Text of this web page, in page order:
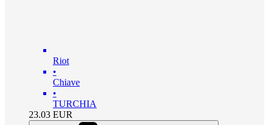
Riot
•
Chiave
•
TURCHIA
23.03 EUR